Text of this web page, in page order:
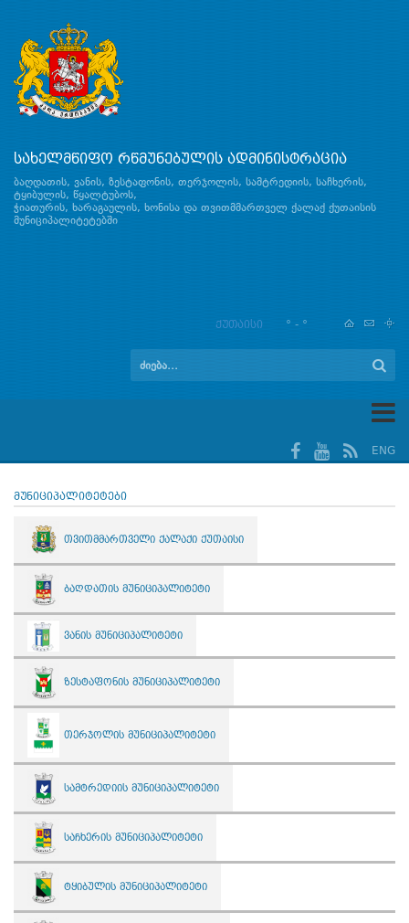
სახელმწიფო რწმუნებულის ადმინისტრაცია
ბაღდათის, ვანის, ზესტაფონის, თერჯოლის, სამტრედიის, საჩხერის,
ტყიბულის, წყალტუბოს,
ჭიათურის, ხარაგაულის, ხონისა და თვითმმართველ ქალაქ ქუთაისის
მუნიციპალიტეტებში
ქუთაისი ° - °
ENG
მუნიციპალიტეტები
თვითმმართველი ქალაქი ქუთაისი
ბაღდათის მუნიციპალიტეტი
ვანის მუნიციპალიტეტი
ზესტაფონის მუნიციპალიტეტი
თერჯოლის მუნიციპალიტეტი
სამტრედიის მუნიციპალიტეტი
საჩხერის მუნიციპალიტეტი
ტყიბულის მუნიციპალიტეტი